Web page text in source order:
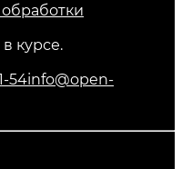
курсе.
54info@open-